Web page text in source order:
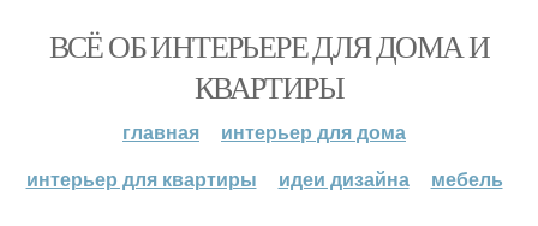
ВСЁ ОБ ИНТЕРЬЕРЕ ДЛЯ ДОМА И
КВАРТИРЫ
главная
интерьер для дома
интерьер для квартиры
идеи дизайна мебель